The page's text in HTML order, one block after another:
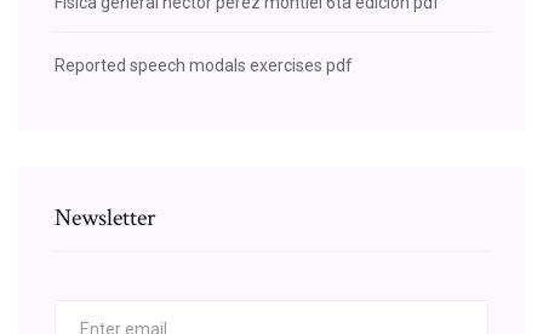
Reported speech modals exercises pdf
Newsletter